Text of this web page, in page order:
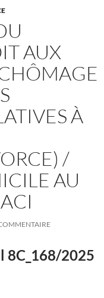
AUX
À
/
AU
8C_168/2025